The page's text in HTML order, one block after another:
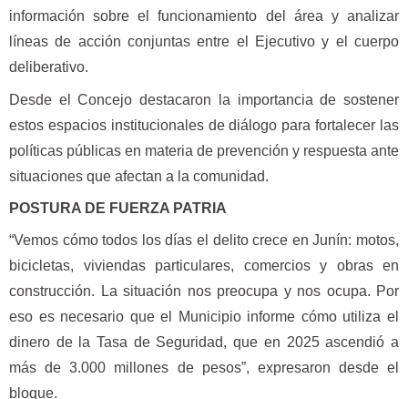
información sobre el funcionamiento del área y analizar
líneas de acción conjuntas entre el Ejecutivo y el cuerpo
deliberativo.
Desde el Concejo destacaron la importancia de sostener
estos espacios institucionales de diálogo para fortalecer las
políticas públicas en materia de prevención y respuesta ante
situaciones que afectan a la comunidad.
POSTURA DE FUERZA PATRIA
“Vemos cómo todos los días el delito crece en Junín: motos,
bicicletas, viviendas particulares, comercios y obras en
construcción. La situación nos preocupa y nos ocupa. Por
eso es necesario que el Municipio informe cómo utiliza el
dinero de la Tasa de Seguridad, que en 2025 ascendió a
más de 3.000 millones de pesos”, expresaron desde el
bloque.